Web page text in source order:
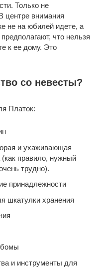
Только не
центре внимания
не на юбилей идете, а
что нельзя
к ее дому. Это
со невесты?
Платок:
и ухаживающая
(как правило, нужный
трудно).
принадлежности
шкатулки хранения
и инструменты для